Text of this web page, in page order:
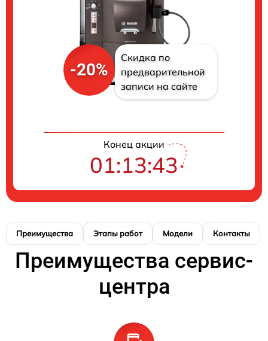
-20%
Скидка по
предварительной
записи на сайте
Конец акции
01:13:42
Преимущества Этапы работ Модели Контакты
Преимущества сервис-
центра